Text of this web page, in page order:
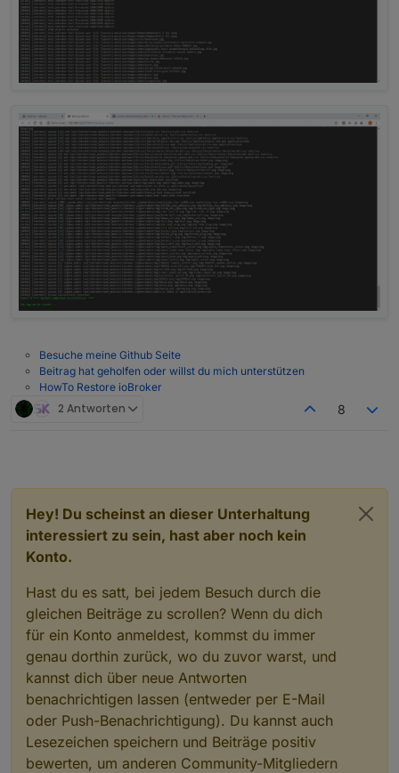
Besuche meine Github Seite
Beitrag hat geholfen oder willst du mich unterstützen
HowTo Restore ioBroker
2 Antworten 8
Hey! Du scheinst an dieser Unterhaltung
interessiert zu sein, hast aber noch kein
Konto.
Hast du es satt, bei jedem Besuch durch die
gleichen Beiträge zu scrollen? Wenn du dich
für ein Konto anmeldest, kommst du immer
genau dorthin zurück, wo du zuvor warst, und
kannst dich über neue Antworten
benachrichtigen lassen (entweder per E-Mail
oder Push-Benachrichtigung). Du kannst auch
Lesezeichen speichern und Beiträge positiv
bewerten, um anderen Community-Mitgliedern